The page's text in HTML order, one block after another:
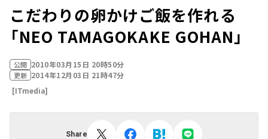
こだわりの卵かけご飯を作れる
「NEO TAMAGOKAKE GOHAN」
公開 2010年03月15日 20時50分
更新 2014年12月03日 21時47分
[ITmedia]
Share